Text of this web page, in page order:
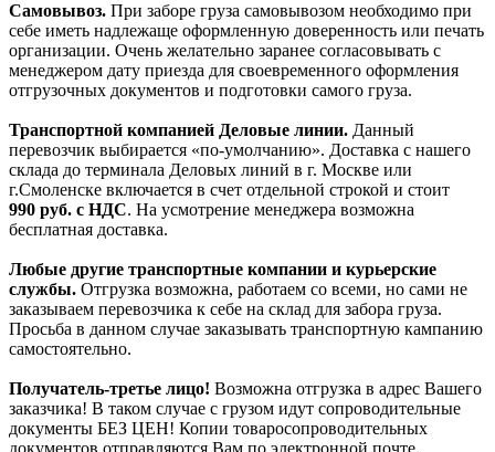
Самовывоз. При заборе груза самовывозом необходимо при
себе иметь надлежаще оформленную доверенность или печать
организации. Очень желательно заранее согласовывать с
менеджером дату приезда для своевременного оформления
отгрузочных документов и подготовки самого груза.
Транспортной компанией Деловые линии. Данный
перевозчик выбирается «по-умолчанию». Доставка с нашего
склада до терминала Деловых линий в г. Москве или
г.Смоленске включается в счет отдельной строкой и стоит
990 руб. с НДС. На усмотрение менеджера возможна
бесплатная доставка.
Любые другие транспортные компании и курьерские
службы. Отгрузка возможна, работаем со всеми, но сами не
заказываем перевозчика к себе на склад для забора груза.
Просьба в данном случае заказывать транспортную кампанию
самостоятельно.
Получатель-третье лицо! Возможна отгрузка в адрес Вашего
заказчика! В таком случае с грузом идут сопроводительные
документы БЕЗ ЦЕН! Копии товаросопроводительных